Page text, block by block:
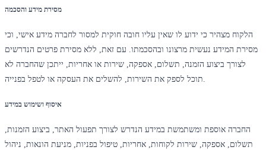
מסירת מידע והסכמה
הלקוח מצהיר כי ידוע לו שאין עליו חובה חוקית למסור לחברה מידע אישי, וכי
מסירת המידע נעשית מרצונו ובהסכמתו. עם זאת, ללא מסירת פרטים הנדרשים
לצורך ביצוע הזמנה, תשלום, אספקה, שירות או אחריות, ייתכן שהחברה לא
תוכל לספק את השירות, להשלים את העסקה או לטפל בפנייה.
איסוף ושימוש במידע
החברה אוספת ומשתמשת במידע הנדרש לצורך תפעול האתר, ביצוע הזמנות,
תשלום, אספקה, שירות לקוחות, אחריות, טיפול בפניות, מניעת הונאות, ניהול